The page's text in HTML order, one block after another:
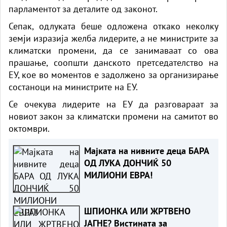
парламентот за деталите од законот.
Сепак, одлуката беше одложена откако неколку
земји изразија желба лидерите, а не министрите за
климатски промени, да се занимаваат со ова
прашање, соопшти данското претседателство на
ЕУ, кое во моментов е задолжено за организирање
состаноци на министрите на ЕУ.
Се очекува лидерите на ЕУ да разговараат за
новиот закон за климатски промени на самитот во
октомври.
Мајката на нивните деца БАРА
ОД ЛУКА ДОНЧИЌ 50
МИЛИОНИ ЕВРА!
ШПИОНКА ИЛИ ЖРТВЕНО
ЈАГНЕ? Вистината за